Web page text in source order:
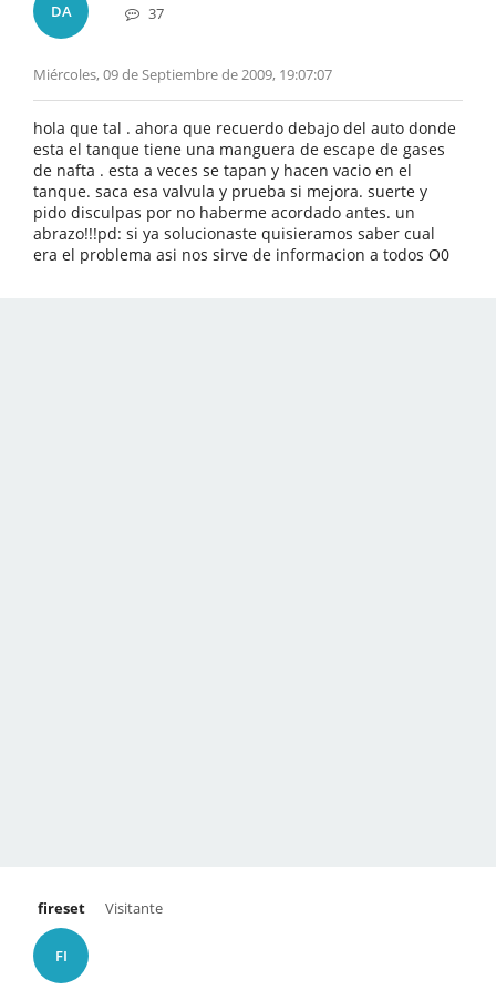
DA 37
Miércoles, 09 de Septiembre de 2009, 19:07:07
hola que tal . ahora que recuerdo debajo del auto donde
esta el tanque tiene una manguera de escape de gases
de nafta . esta a veces se tapan y hacen vacio en el
tanque. saca esa valvula y prueba si mejora. suerte y
pido disculpas por no haberme acordado antes. un
abrazo!!!pd: si ya solucionaste quisieramos saber cual
era el problema asi nos sirve de informacion a todos O0
fireset
FI
Visitante